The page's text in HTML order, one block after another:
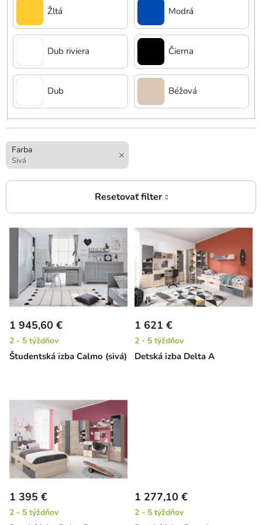
Žltá Modrá
Dub riviera Čierna
Dub Béžová
Farba
Sivá
V
p
o
d
u
Študentská izba Calmo (sivá)
1 945,60 €
2 - 5 týždňov
Detská izba Delta A
1 621 €
2 - 5 týždňov
1 395 €
2 - 5 týždňov
1 277,10 €
2 - 5 týždňov